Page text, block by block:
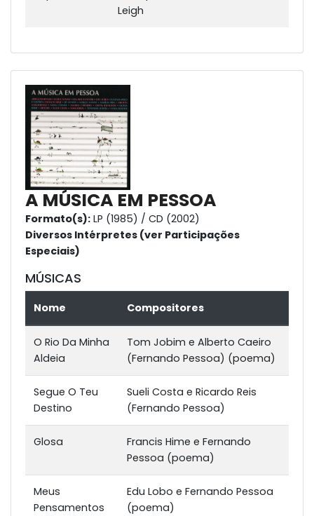
Leigh
A MÚSICA EM PESSOA
Formato(s): LP (1985) / CD (2002)
Diversos Intérpretes (ver Participações
Especiais)
MÚSICAS
Nome Compositores
O Rio Da Minha
Aldeia
Tom Jobim e Alberto Caeiro
(Fernando Pessoa) (poema)
Segue O Teu
Destino
Sueli Costa e Ricardo Reis
(Fernando Pessoa)
Glosa
Francis Hime e Fernando
Pessoa (poema)
Meus
Pensamentos
Edu Lobo e Fernando Pessoa
(poema)